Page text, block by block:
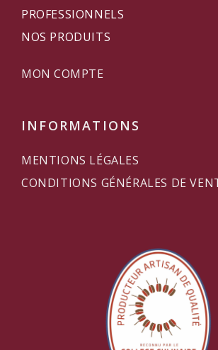
PROFESSIONNELS
NOS PRODUITS
MON COMPTE
INFORMATIONS
MENTIONS LÉGALES
CONDITIONS GÉNÉRALES DE